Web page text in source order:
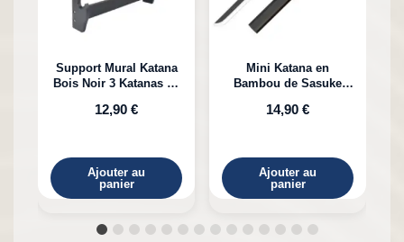
Support Mural Katana
Bois Noir 3 Katanas en
12,90 €
Ajouter au
panier
Mini Katana en
Bambou de Sasuke
14,90 €
Ajouter au
panier